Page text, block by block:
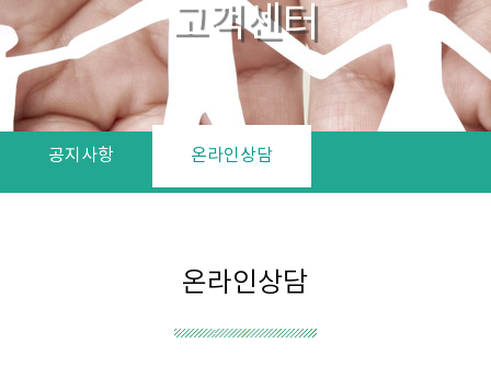
고객센터
공지사항 온라인상담
온라인상담